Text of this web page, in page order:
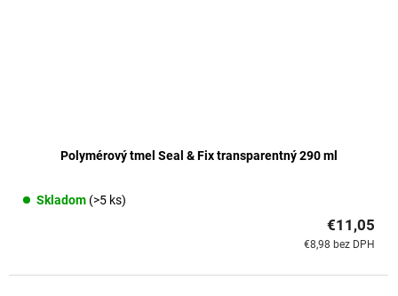
Polymérový tmel Seal & Fix transparentný 290 ml
Skladom (>5 ks)
€8,98 bez DPH
€11,05